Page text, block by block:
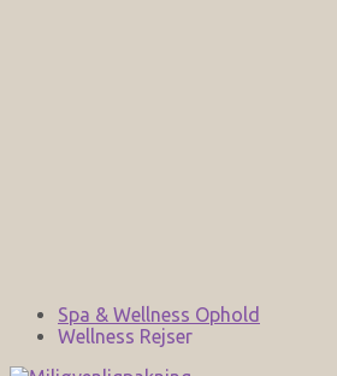
Spa & Wellness Ophold
Wellness Rejser